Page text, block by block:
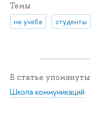
Темы
не учеба студенты
В статье упомянуты
Школа коммуникаций